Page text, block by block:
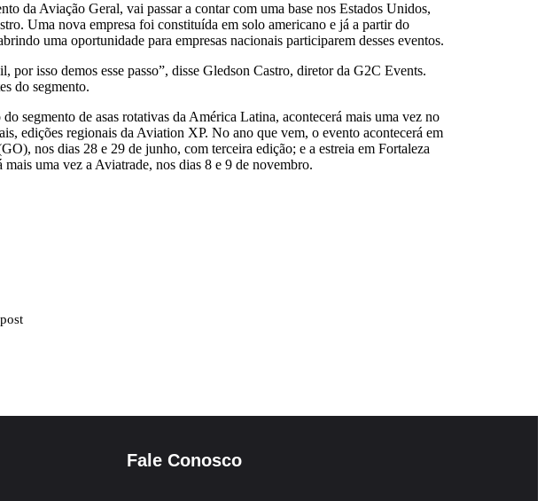
da Aviação Geral, vai passar a contar com uma base nos Estados Unidos,
Uma nova empresa foi constituída em solo americano e já a partir do
uma oportunidade para empresas nacionais participarem desses eventos.
por isso demos esse passo”, disse Gledson Castro, diretor da G2C Events.
do segmento.
segmento de asas rotativas da América Latina, acontecerá mais uma vez no
edições regionais da Aviation XP. No ano que vem, o evento acontecerá em
nos dias 28 e 29 de junho, com terceira edição; e a estreia em Fortaleza
uma vez a Aviatrade, nos dias 8 e 9 de novembro.
Fale Conosco